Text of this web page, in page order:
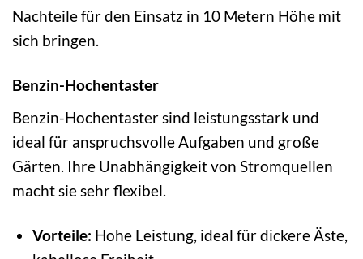
Nachteile für den Einsatz in 10 Metern Höhe mit
sich bringen.
Benzin-Hochentaster
Benzin-Hochentaster sind leistungsstark und
ideal für anspruchsvolle Aufgaben und große
Gärten. Ihre Unabhängigkeit von Stromquellen
macht sie sehr flexibel.
Vorteile: Hohe Leistung, ideal für dickere Äste,